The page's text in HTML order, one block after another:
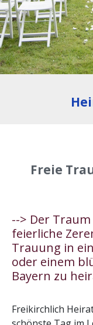
Freie
--> Der
feierliche
Trauung in
oder einem
Bayern zu
Freikirchlich